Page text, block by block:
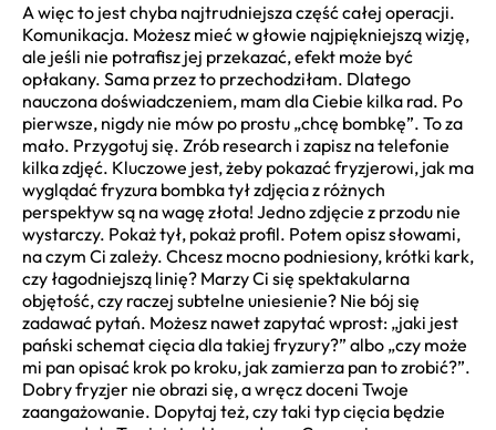
A więc to jest chyba najtrudniejsza część całej operacji.
Komunikacja. Możesz mieć w głowie najpiękniejszą wizję,
ale jeśli nie potrafisz jej przekazać, efekt może być
opłakany. Sama przez to przechodziłam. Dlatego
nauczona doświadczeniem, mam dla Ciebie kilka rad. Po
pierwsze, nigdy nie mów po prostu „chcę bombkę”. To za
mało. Przygotuj się. Zrób research i zapisz na telefonie
kilka zdjęć. Kluczowe jest, żeby pokazać fryzjerowi, jak ma
wyglądać fryzura bombka tył zdjęcia z różnych
perspektyw są na wagę złota! Jedno zdjęcie z przodu nie
wystarczy. Pokaż tył, pokaż profil. Potem opisz słowami,
na czym Ci zależy. Chcesz mocno podniesiony, krótki kark,
czy łagodniejszą linię? Marzy Ci się spektakularna
objętość, czy raczej subtelne uniesienie? Nie bój się
zadawać pytań. Możesz nawet zapytać wprost: „jaki jest
pański schemat cięcia dla takiej fryzury?” albo „czy może
mi pan opisać krok po kroku, jak zamierza pan to zrobić?”.
Dobry fryzjer nie obrazi się, a wręcz doceni Twoje
zaangażowanie. Dopytaj też, czy taki typ cięcia będzie